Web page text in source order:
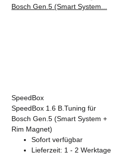
SpeedBox
SpeedBox 1.6 B.Tuning für
Bosch Gen.5 (Smart System +
Rim Magnet)
Sofort verfügbar
Lieferzeit: 1 - 2 Werktage